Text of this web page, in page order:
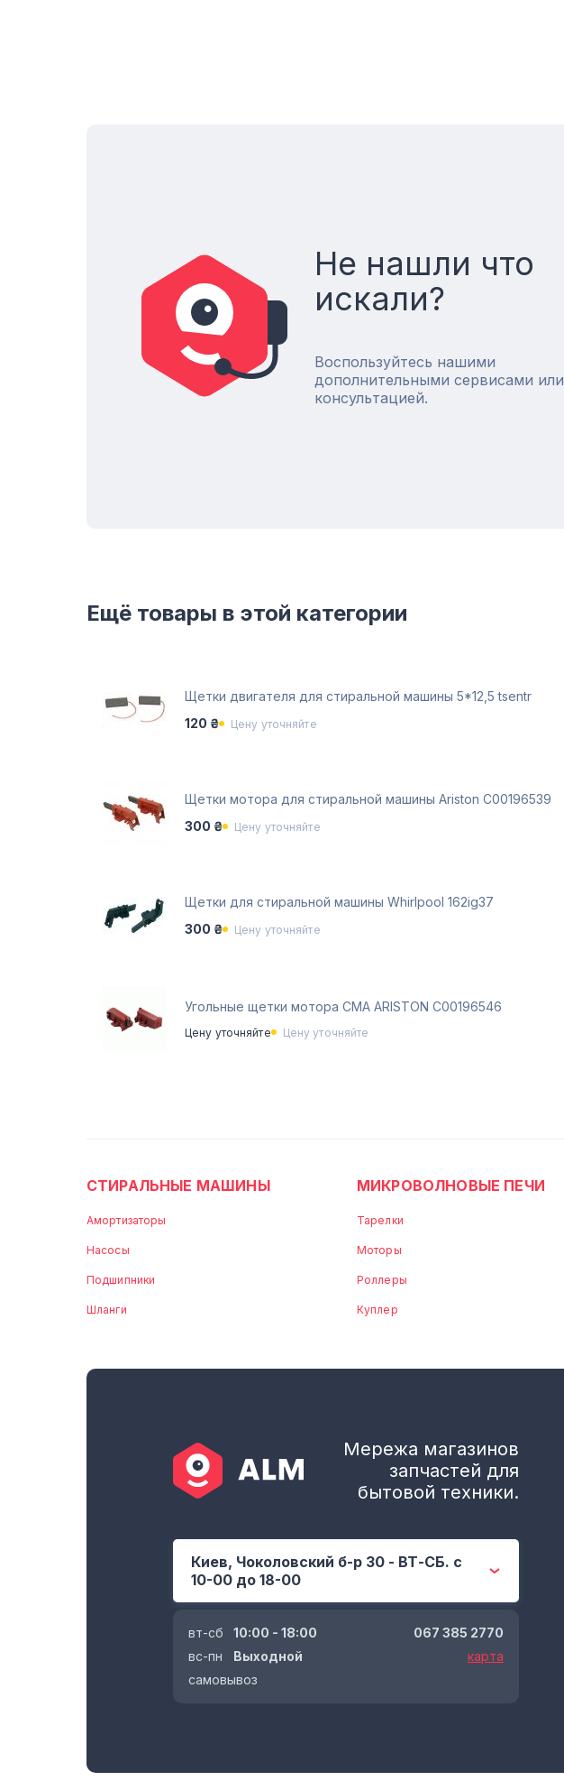
Не нашли что
искали?
Воспользуйтесь нашими
дополнительными сервисами или
консультацией.
Ещё товары в этой категории
Щетки двигателя для стиральной машины 5*12,5 tsentr
120 ₴
Цену уточняйте
Щетки мотора для стиральной машины Ariston C00196539
300 ₴
Цену уточняйте
Щетки для стиральной машины Whirlpool 162ig37
300 ₴
Цену уточняйте
Угольные щетки мотора СМА ARISTON C00196546
Цену уточняйте Цену уточняйте
СТИРАЛЬНЫЕ МАШИНЫ
Амортизаторы
Насосы
Подшипники
Шланги
МИКРОВОЛНОВЫЕ ПЕЧИ
Тарелки
Моторы
Роллеры
Куплер
Мережа магазинов
запчастей для
бытовой техники.
Киев, Чоколовский б-р 30 - ВТ-СБ. с
10-00 до 18-00
вт-сб
10:00 - 18:00
вс-пн
Выходной
самовывоз
067 385 2770
карта